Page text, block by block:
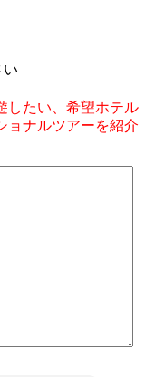
い
したい、希望ホテル
ョナルツアーを紹介